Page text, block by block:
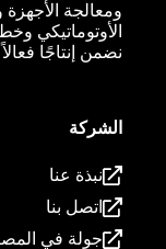
ومعالجة
نضمن إنتاجًا
الشركة
نبذة عنا
اتصل بنا
جولة في